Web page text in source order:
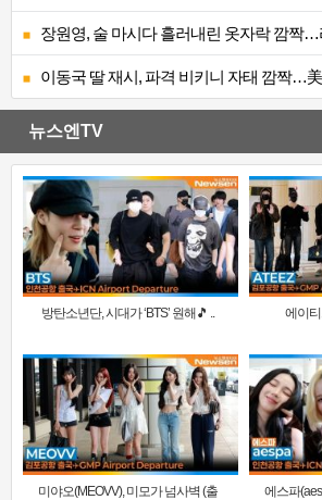
장원영, 술 마시다 흘러내린 옷자락 깜짝…
이동국 딸 재시, 파격 비키니 자태 깜짝…
뉴스엔TV
방탄소년단, 시대가 ‘BTS’ 원해🎵 .. 에이
미야오(MEOVV), 미모가 넘사벽 (출 에스파